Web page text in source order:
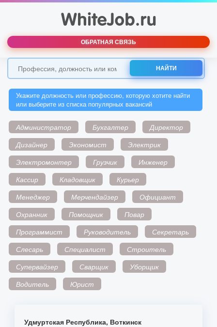
ОБРАТНАЯ СВЯЗЬ
НАЙТИ
Укажите должность или профессию, которую хотите найти
или выберите из списка популярных вакансий
Администратор Бухгалтер
Директор
Дизайнер
Экономист
Электрик
Электромонтер
Грузчик
Инженер
Кассир
Кладовщик
Курьер
Менеджер
Мерчендайзер
Официант
Охранник
Помощник
Повар
Программист
Руководитель
Секретарь
Слесарь
Специалист
Строитель
Супервайзер
Сварщик
Уборщик
Водитель
Юрист
Удмуртская Республика, Воткинск